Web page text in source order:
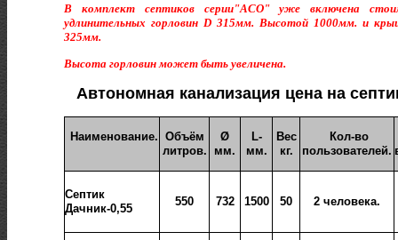
В комплект септиков серии"АСО" уже включена
удлинительных горловин D 315мм. Высотой 1000мм. и
325мм.
Высота горловин может быть увеличена.
Автономная канализация цена на
Наименование. Объём
литров.
Ø
мм.
L-
мм.
Вес
кг.
Кол-во
пользователей.
Септик
Дачник-0,55
550 732 1500 50 2 человека.